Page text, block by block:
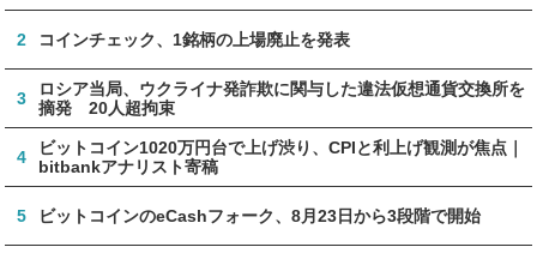
2 コインチェック、1銘柄の上場廃止を発表
3
ロシア当局、ウクライナ発詐欺に関与した違法仮想通貨交換所を
摘発 20人超拘束
4
ビットコイン1020万円台で上げ渋り、CPIと利上げ観測が焦点｜
bitbankアナリスト寄稿
5 ビットコインのeCashフォーク、8月23日から3段階で開始